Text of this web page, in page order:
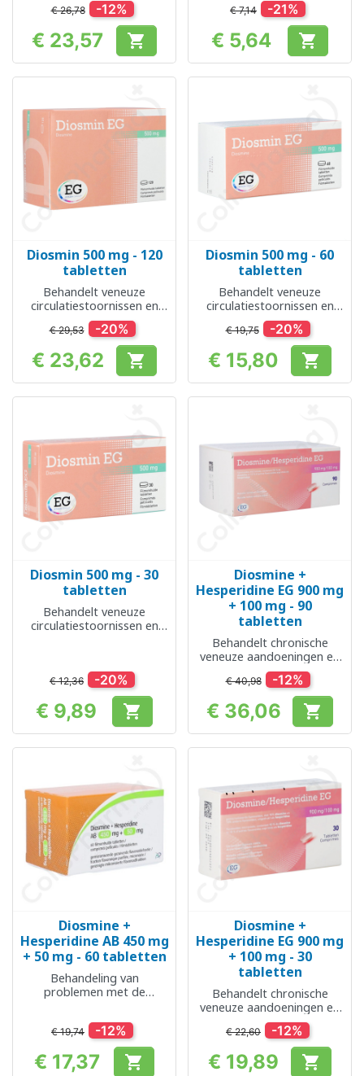
€ 26,78 -12%
Prijs
€ 23,57 
€ 7,14 -21%
Prijs
€ 5,64 
Diosmin 500 mg - 120
tabletten
Behandelt veneuze
circulatiestoornissen en
aambeien
€ 29,53 -20%
Prijs
€ 23,62 
Diosmin 500 mg - 60
tabletten
Behandelt veneuze
circulatiestoornissen en
aambeien
€ 19,75 -20%
Prijs
€ 15,80 
Diosmin 500 mg - 30
tabletten
Behandelt veneuze
circulatiestoornissen en
€ 12,36 -20%
Prijs
€ 9,89 
Diosmine +
Hesperidine EG 900 mg
+ 100 mg - 90
tabletten
Behandelt chronische
veneuze aandoeningen en
acute aambeien
€ 40,98 -12%
Prijs
€ 36,06 
Diosmine +
Hesperidine AB 450 mg
+ 50 mg - 60 tabletten
Behandeling van
problemen met de
aambeien
€ 19,74 -12%
Prijs
€ 17,37 
Diosmine +
Hesperidine EG 900 mg
+ 100 mg - 30
tabletten
Behandelt chronische
veneuze aandoeningen en
acute aambeien
€ 22,60 -12%
Prijs
€ 19,89 